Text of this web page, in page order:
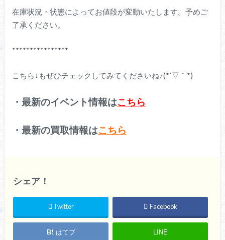
在庫状況・状態によってお値段が変動いたします。予めご
了承ください。
****************
こちら↓もぜひチェックしてみてくださいね♪(*´▽｀*)
・最新のイベント情報はこちら
・最新の買取情報はこちら
シェア！
Twitter Facebook
はてブ LINE